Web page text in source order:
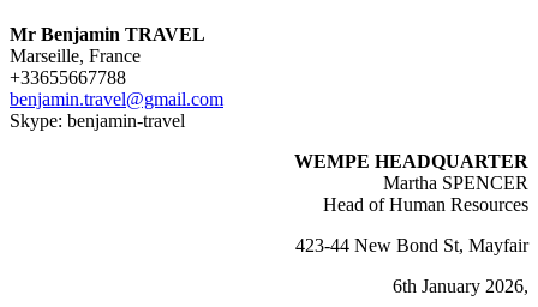
Mr Benjamin TRAVEL
Marseille, France
+33655667788
benjamin.travel@gmail.com
Skype: benjamin-travel
WEMPE HEADQUARTER
Martha SPENCER
Head of Human Resources
423-44 New Bond St, Mayfair
6th January 2026,